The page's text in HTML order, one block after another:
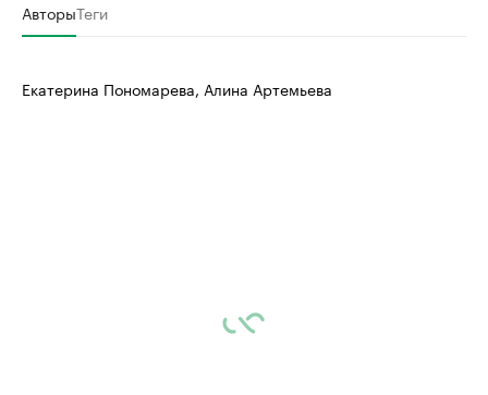
АвторыТеги
Екатерина Пономарева, Алина Артемьева